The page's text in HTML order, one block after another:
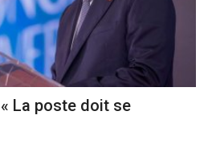
« La poste doit se